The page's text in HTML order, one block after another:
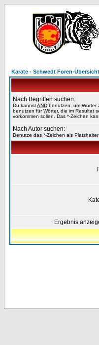
Karate - Schwedt Foren-Übersicht
Nach Begriffen suchen:
Du kannstAND benutzen, um Wörter
benutzen für Wörter, die im Resultat
vorkommen sollen. Das *-Zeichen
Nach Autor suchen:
Benutze das *-Zeichen als Platzhalter
Ergebnis